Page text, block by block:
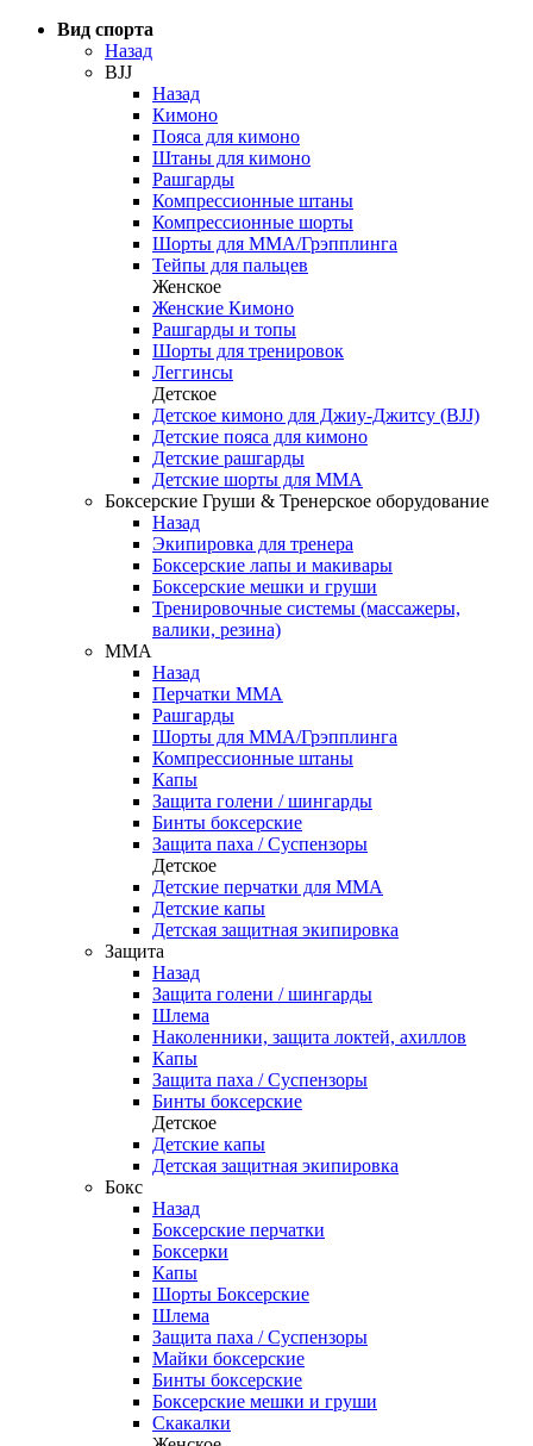
Вид спорта
Назад
BJJ
Назад
Кимоно
Пояса для кимоно
Штаны для кимоно
Рашгарды
Компрессионные штаны
Компрессионные шорты
Шорты для ММА/Грэпплинга
Тейпы для пальцев
Женское
Женские Кимоно
Рашгарды и топы
Шорты для тренировок
Леггинсы
Детское
Детское кимоно для Джиу-Джитсу (BJJ)
Детские пояса для кимоно
Детские рашгарды
Детские шорты для ММА
Боксерские Груши & Тренерское оборудование
Назад
Экипировка для тренера
Боксерские лапы и макивары
Боксерские мешки и груши
Тренировочные системы (массажеры,
валики, резина)
ММА
Назад
Перчатки ММА
Рашгарды
Шорты для ММА/Грэпплинга
Компрессионные штаны
Капы
Защита голени / шингарды
Бинты боксерские
Защита паха / Суспензоры
Детское
Детские перчатки для ММА
Детские капы
Детская защитная экипировка
Защита
Назад
Защита голени / шингарды
Шлема
Наколенники, защита локтей, ахиллов
Капы
Защита паха / Суспензоры
Бинты боксерские
Детское
Детские капы
Детская защитная экипировка
Бокс
Назад
Боксерские перчатки
Боксерки
Капы
Шорты Боксерские
Шлема
Защита паха / Суспензоры
Майки боксерские
Бинты боксерские
Боксерские мешки и груши
Скакалки